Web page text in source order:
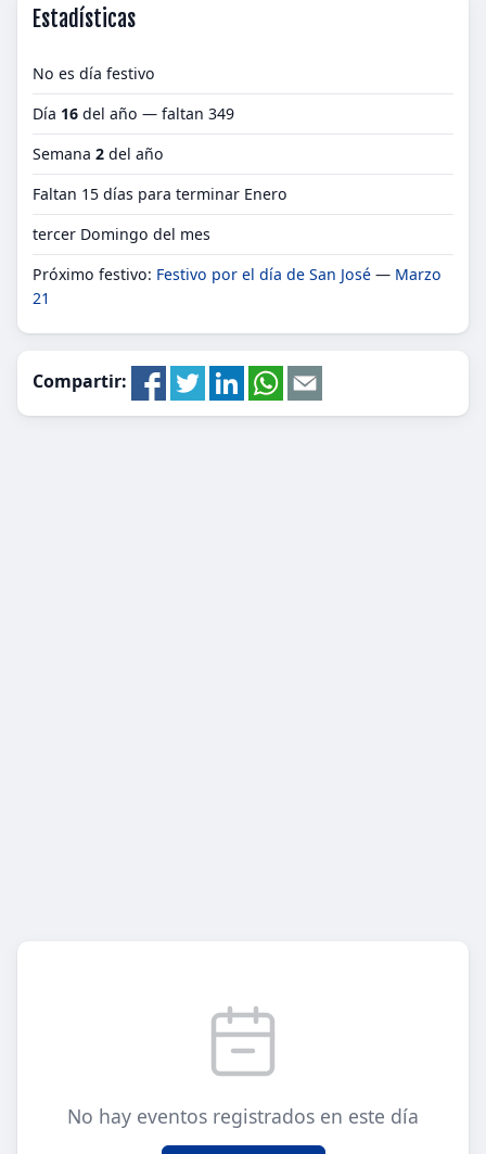
Estadísticas
No es día festivo
Día 16 del año — faltan 349
Semana 2 del año
Faltan 15 días para terminar Enero
tercer Domingo del mes
Próximo festivo: Festivo por el día de San José — Marzo
21
Compartir:
No hay eventos registrados en este día